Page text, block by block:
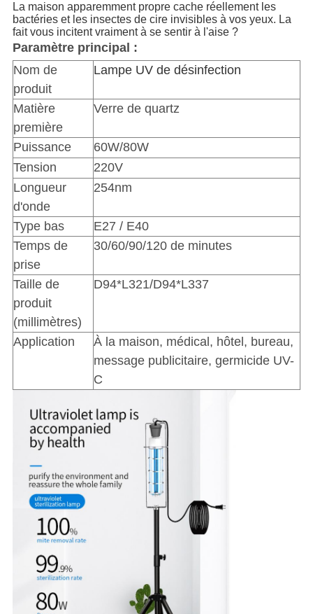
La maison apparemment propre cache réellement les
bactéries et les insectes de cire invisibles à vos yeux. La
fait vous incitent vraiment à se sentir à l'aise ?
Paramètre principal :
Nom de
produit
Lampe UV de désinfection
Matière
première
Verre de quartz
Puissance
60W/80W
Tension
220V
Longueur
d'onde
254nm
Type bas
E27 / E40
Temps de
prise
30/60/90/120 de minutes
Taille de
produit
(millimètres)
D94*L321/D94*L337
Application
À la maison, médical, hôtel, bureau,
message publicitaire, germicide UV-
C